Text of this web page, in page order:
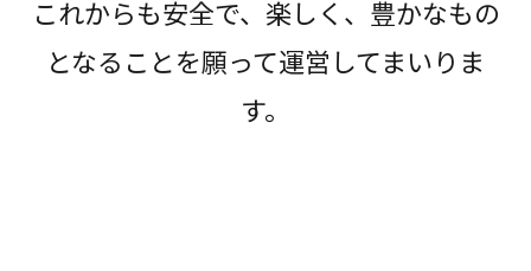
これからも安全で、楽しく、豊かなもの
となることを願って運営してまいりま
す。